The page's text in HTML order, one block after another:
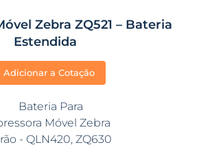
Zebra ZQ521 – Bateria
Estendida
Adicionar a Cotação